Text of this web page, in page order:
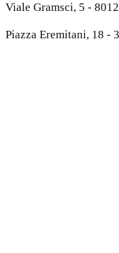
Viale Gramsci, 5 -
Piazza Eremitani, 18 -